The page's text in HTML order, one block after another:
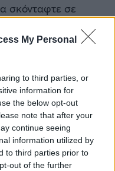
My Personal
to third parties, or
information for
the below opt-out
note that after your
continue seeing
information utilized by
to third parties prior to
out of the further
σκόνταφτε σε
ένα από τα
απευθείας
σε
να προσφέρει κάτι
δεν σταματά όταν
ο άνεμος. Και μαζί